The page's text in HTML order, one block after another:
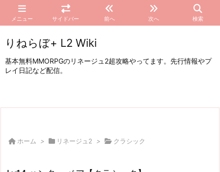
メニュー サイドバー 前へ 次へ 検索
りねらぼ+ L2 Wiki
基本無料MMORPGのリネージュ2超攻略やってます。先行情報やプ
レイ日記など配信。
ホーム > リネージュ2 > クラシック